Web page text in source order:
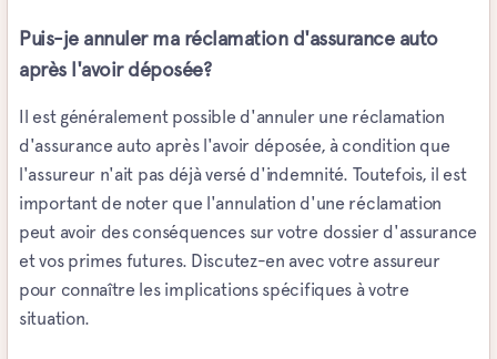
Puis-je annuler ma réclamation d'assurance auto
après l'avoir déposée?
Il est généralement possible d'annuler une réclamation
d'assurance auto après l'avoir déposée, à condition que
l'assureur n'ait pas déjà versé d'indemnité. Toutefois, il est
important de noter que l'annulation d'une réclamation
peut avoir des conséquences sur votre dossier d'assurance
et vos primes futures. Discutez-en avec votre assureur
pour connaître les implications spécifiques à votre
situation.